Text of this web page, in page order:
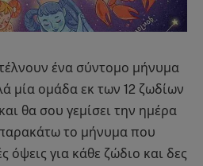
ένα σύντομο μήνυμα
μία ομάδα εκ των 12 ζωδίων
θα σου γεμίσει την ημέρα
το μήνυμα που
όψεις για κάθε ζώδιο και δες